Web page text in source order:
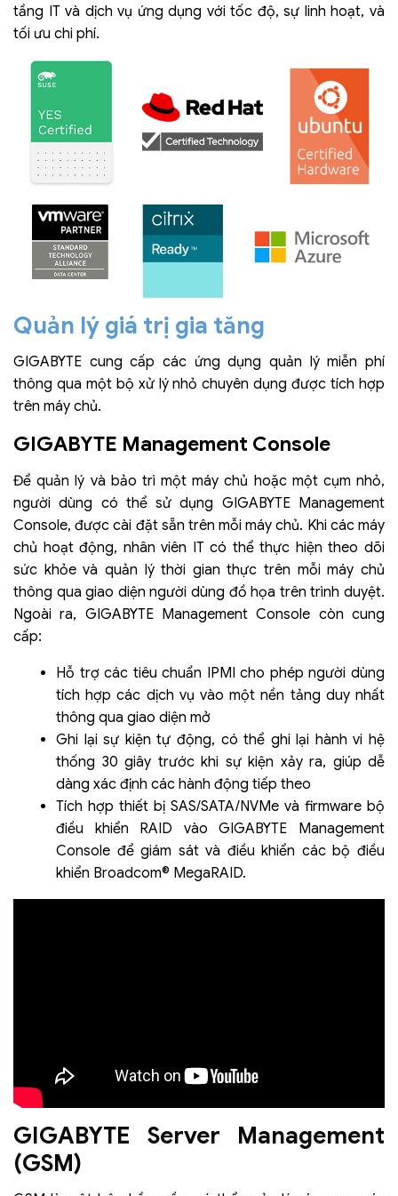
tầng IT và dịch vụ ứng dụng với tốc độ, sự linh hoạt, và
tối ưu chi phí.
Quản lý giá trị gia tăng
GIGABYTE cung cấp các ứng dụng quản lý miễn phí
thông qua một bộ xử lý nhỏ chuyên dụng được tích hợp
trên máy chủ.
GIGABYTE Management Console
Để quản lý và bảo trì một máy chủ hoặc một cụm nhỏ,
người dùng có thể sử dụng GIGABYTE Management
Console, được cài đặt sẵn trên mỗi máy chủ. Khi các máy
chủ hoạt động, nhân viên IT có thể thực hiện theo dõi
sức khỏe và quản lý thời gian thực trên mỗi máy chủ
thông qua giao diện người dùng đồ họa trên trình duyệt.
Ngoài ra, GIGABYTE Management Console còn cung
cấp:
Hỗ trợ các tiêu chuẩn IPMI cho phép người dùng
tích hợp các dịch vụ vào một nền tảng duy nhất
thông qua giao diện mở
Ghi lại sự kiện tự động, có thể ghi lại hành vi hệ
thống 30 giây trước khi sự kiện xảy ra, giúp dễ
dàng xác định các hành động tiếp theo
Tích hợp thiết bị SAS/SATA/NVMe và firmware bộ
điều khiển RAID vào GIGABYTE Management
Console để giám sát và điều khiển các bộ điều
khiển Broadcom® MegaRAID.
GIGABYTE Server Management
(GSM)